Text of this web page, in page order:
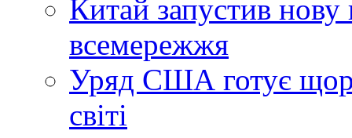
Китай запустив
всемережжя
Уряд США готує
світі